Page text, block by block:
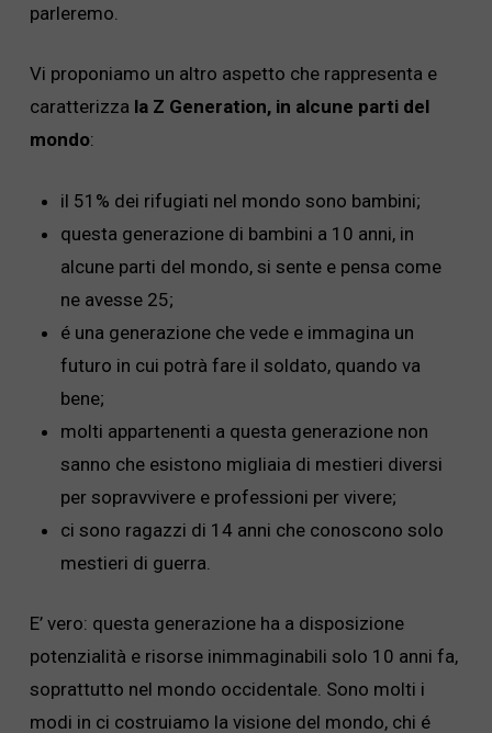
parleremo.
Vi proponiamo un altro aspetto che rappresenta e
caratterizza la Z Generation, in alcune parti del
mondo:
il 51% dei rifugiati nel mondo sono bambini;
questa generazione di bambini a 10 anni, in
alcune parti del mondo, si sente e pensa come
ne avesse 25;
é una generazione che vede e immagina un
futuro in cui potrà fare il soldato, quando va
bene;
molti appartenenti a questa generazione non
sanno che esistono migliaia di mestieri diversi
per sopravvivere e professioni per vivere;
ci sono ragazzi di 14 anni che conoscono solo
mestieri di guerra.
E’ vero: questa generazione ha a disposizione
potenzialità e risorse inimmaginabili solo 10 anni fa,
soprattutto nel mondo occidentale. Sono molti i
modi in ci costruiamo la visione del mondo, chi é